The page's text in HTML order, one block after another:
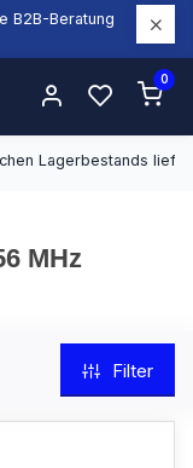
B2B-Beratung
0
Lagerbestands
MHz
Filter